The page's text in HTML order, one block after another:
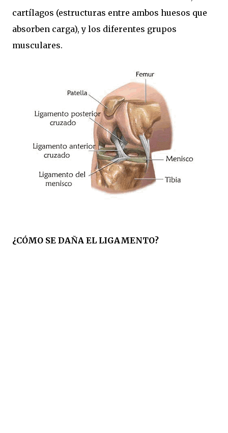
cartílagos (estructuras entre ambos huesos que
absorben carga), y los diferentes grupos
musculares.
¿CÓMO SE DAÑA EL LIGAMENTO?